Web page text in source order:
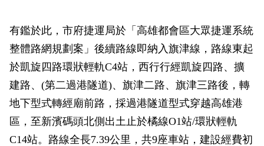
有鑑於此，市府捷運局於「高雄都會區大眾捷運系統
整體路網規劃案」後續路線即納入旗津線，路線東起
於凱旋四路環狀輕軌C4站，西行行經凱旋四路、擴
建路、(第二過港隧道)、旗津二路、旗津三路後，轉
地下型式轉經廟前路，採過港隧道型式穿越高雄港
區，至新濱碼頭北側出土止於橘線O1站/環狀輕軌
C14站。路線全長7.39公里，共9座車站，建設經費初